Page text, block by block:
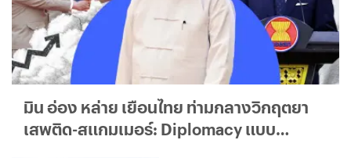
มิน อ่อง หล่าย เยือนไทย ท่ามกลางวิกฤตยา
เสพติด-สแกมเมอร์: Diplomacy แบบ